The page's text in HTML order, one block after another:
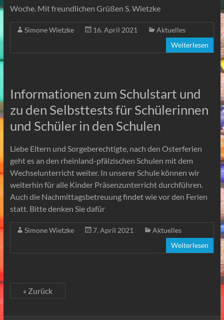
Woche. Mit freundlichen Grüßen S. Wietzke
Simone Wietzke 16. April 2021
Aktuelles
Weiterlesen
Informationen zum Schulstart und
zu den Selbsttests für Schülerinnen
und Schüler in den Schulen
Liebe Eltern und Sorgeberechtigte, nach den Osterferien
geht es an den rheinland-pfälzischen Schulen mit dem
Wechselunterricht weiter. In unserer Schule können wir
weiterhin für alle Kinder Präsenzunterricht durchführen.
Auch die Nachmittagsbetreuung findet wie vor den Ferien
statt. Bitte denken Sie dafür
Simone Wietzke 7. April 2021
Aktuelles
Weiterlesen
« Zurück